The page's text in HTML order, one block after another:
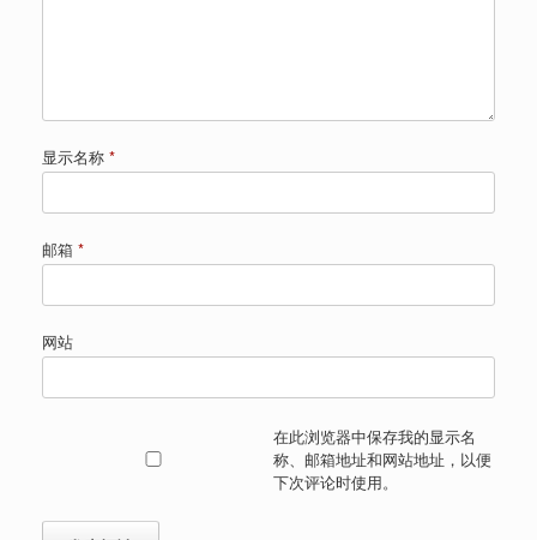
显示名称 *
邮箱 *
网站
在此浏览器中保存我的显示名
称、邮箱地址和网站地址，以便
下次评论时使用。